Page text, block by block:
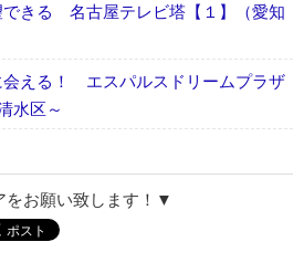
できる 名古屋テレビ塔【１】（愛知
会える！ エスパルスドリームプラザ
水区～
をお願い致します！▼